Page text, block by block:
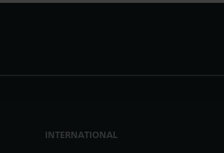
INTERNATIONAL